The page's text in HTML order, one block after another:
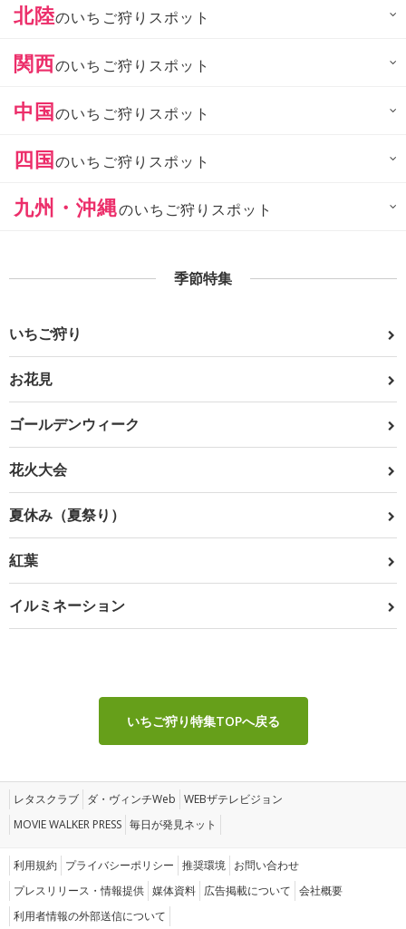
北陸のいちご狩りスポット
関西のいちご狩りスポット
中国のいちご狩りスポット
四国のいちご狩りスポット
九州・沖縄のいちご狩りスポット
季節特集
いちご狩り
お花見
ゴールデンウィーク
花火大会
夏休み（夏祭り）
紅葉
イルミネーション
いちご狩り特集TOPへ戻る
レタスクラブ ダ・ヴィンチWeb WEBザテレビジョン
MOVIE WALKER PRESS 毎日が発見ネット
利用規約 プライバシーポリシー 推奨環境 お問い合わせ
プレスリリース・情報提供 媒体資料 広告掲載について 会社概要
利用者情報の外部送信について